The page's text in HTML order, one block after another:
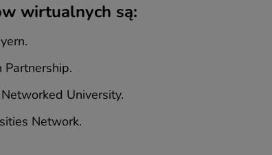
wirtualnych są:
Partnership.
University.
Network.